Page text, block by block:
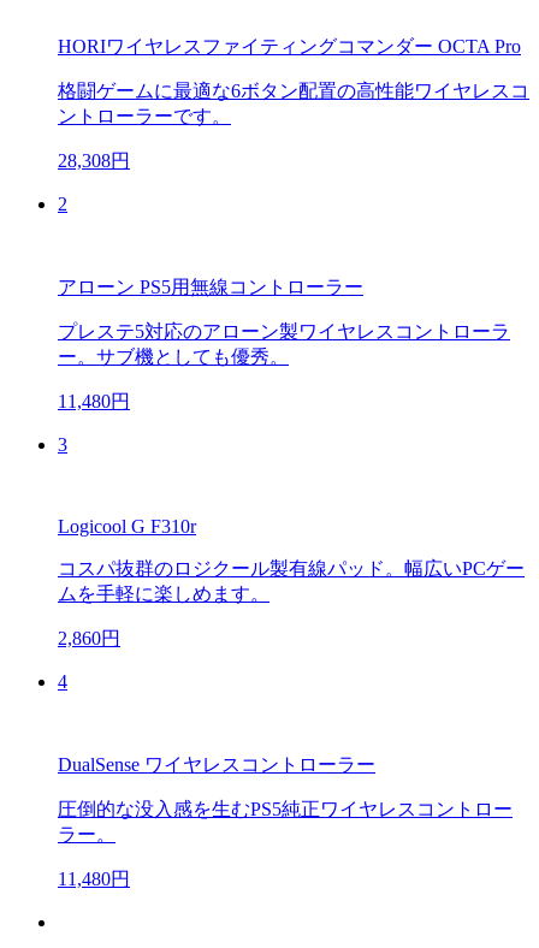
HORIワイヤレスファイティングコマンダー OCTA Pro
格闘ゲームに最適な6ボタン配置の高性能ワイヤレスコ
ントローラーです。
28,308円
2
アローン PS5用無線コントローラー
プレステ5対応のアローン製ワイヤレスコントローラ
ー。サブ機としても優秀。
11,480円
3
Logicool G F310r
コスパ抜群のロジクール製有線パッド。幅広いPCゲー
ムを手軽に楽しめます。
2,860円
4
DualSense ワイヤレスコントローラー
圧倒的な没入感を生むPS5純正ワイヤレスコントロー
ラー。
11,480円